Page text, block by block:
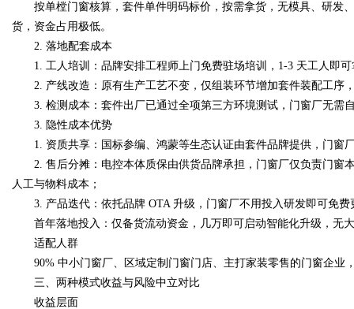
按单樘门窗核算，套件单件明码标价，按需拿货，无模具、研发
货，资金占用极低。
2. 落地配套成本
1. 工人培训：品牌安排工程师上门免费驻场培训，1-3 天工人即可
2. 产线改造：原有生产工艺不变，仅组装环节增加套件装配工序
3. 检测成本：套件出厂已通过全项第三方环境测试，门窗厂无需
3. 隐性成本优势
1. 资质共享：国标参编、鸿蒙等生态认证由套件品牌提供，门窗
2. 售后分摊：电控本体质保由供货品牌承担，门窗厂仅负责门窗
人工与物料成本；
3. 产品迭代：依托品牌 OTA 升级，门窗厂不用投入研发即可免费
首年落地投入：仅备货流动资金，几万即可启动智能化升级，无
适配人群
90% 中小门窗厂、区域定制门窗门店、主打家装零售的门窗企业
三、两种模式收益与风险中立对比
收益层面